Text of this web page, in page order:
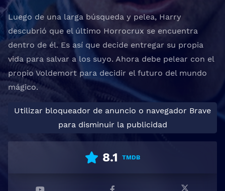
Luego de una larga búsqueda y pelea, Harry
descubrió que el último Horrocrux se encuentra
dentro de él. Es así que decide entregar su propia
vida para salvar a los suyo. Ahora debe pelear con el
propio Voldemort para decidir el futuro del mundo
mágico.
Utilizar bloqueador de anuncio o navegador Brave
para disminuir la publicidad
8.1 TMDB